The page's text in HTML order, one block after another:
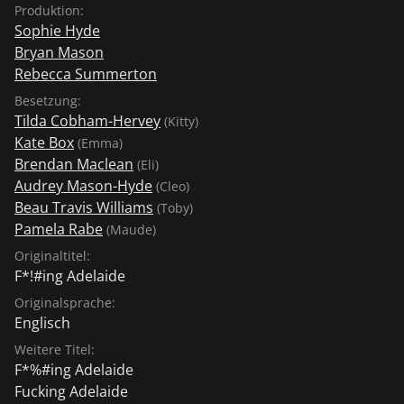
Produktion:
Sophie Hyde
Bryan Mason
Rebecca Summerton
Besetzung:
Tilda Cobham-Hervey (Kitty)
Kate Box (Emma)
Brendan Maclean (Eli)
Audrey Mason-Hyde (Cleo)
Beau Travis Williams (Toby)
Pamela Rabe (Maude)
Originaltitel:
F*!#ing Adelaide
Originalsprache:
Englisch
Weitere Titel:
F*%#ing Adelaide
Fucking Adelaide